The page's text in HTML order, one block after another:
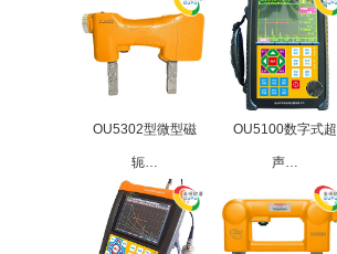
OU5302型微型磁
轭…
OU5100数字式超
声…